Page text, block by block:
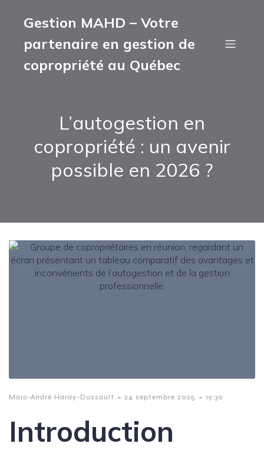
Gestion MAHD – Votre
partenaire en gestion de
copropriété au Québec
L’autogestion en
copropriété : un avenir
possible en 2026 ?
Marc-André Hardy-Dussault - 24 septembre 2025 - 19:30
Introduction